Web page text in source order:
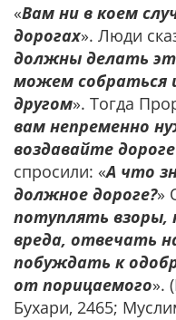
«Вам ни в коем
дорогах». Люди
должны делать
можем собраться
другом
вам непременно
воздавайте
спросили: «А что
должное дороге?»
потуплять взоры,
вреда, отвечать
побуждать к
от порицаемого».
Бухари, 2465;